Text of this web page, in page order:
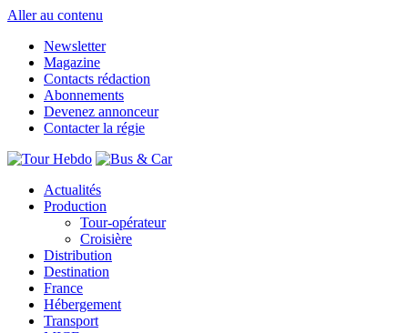
Aller au contenu
Newsletter
Magazine
Contacts rédaction
Abonnements
Devenez annonceur
Contacter la régie
Actualités
Production
Tour-opérateur
Croisière
Distribution
Destination
France
Hébergement
Transport